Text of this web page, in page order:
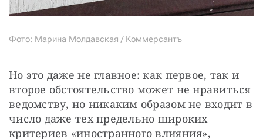
Фото: Марина Молдавская / Коммерсантъ
Но это даже не главное: как первое, так и
второе обстоятельство может не нравиться
ведомству, но никаким образом не входит в
число даже тех предельно широких
критериев «иностранного влияния»,